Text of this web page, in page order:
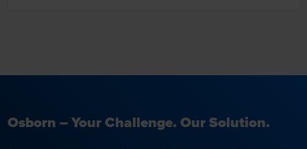
Osborn – Your Challenge. Our Solution.